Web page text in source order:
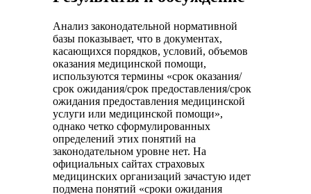
Анализ законодательной нормативной
базы показывает, что в документах,
касающихся порядков, условий, объемов
оказания медицинской помощи,
используются термины «срок оказания/
срок ожидания/срок предоставления/срок
ожидания предоставления медицинской
услуги или медицинской помощи»,
однако четко сформулированных
определений этих понятий на
законодательном уровне нет. На
официальных сайтах страховых
медицинских организаций зачастую идет
подмена понятий «сроки ожидания